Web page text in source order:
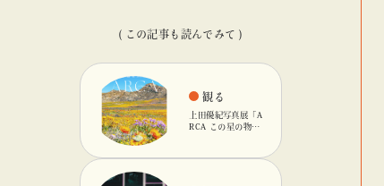
( この記事も読んでみて )
観る
上田優紀写真展「A
RCA この星の物
輪」で開催